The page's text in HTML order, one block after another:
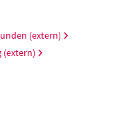
(extern)
(extern)